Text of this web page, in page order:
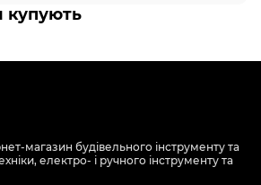
купують
магазин будівельного інструменту та
електро- і ручного інструменту та